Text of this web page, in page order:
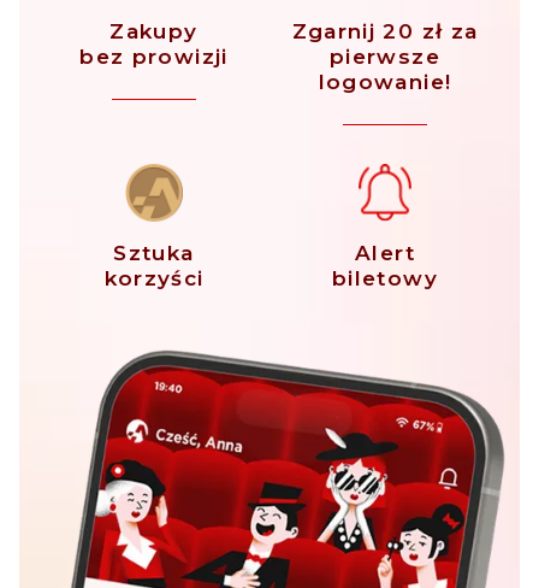
Zakupy
bez prowizji
Zgarnij 20 zł za
pierwsze
logowanie!
Sztuka
korzyści
Alert
biletowy